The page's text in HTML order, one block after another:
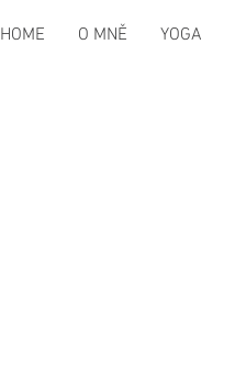
HOME O MNĚ YOGA